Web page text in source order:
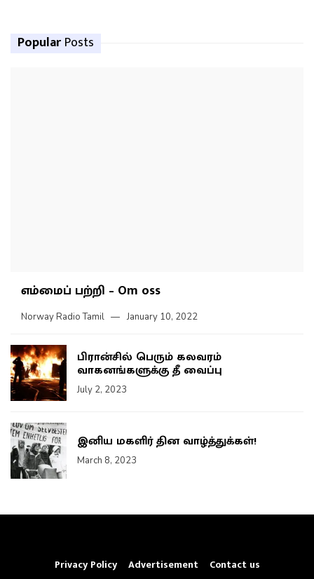
Popular Posts
எம்மைப் பற்றி – Om oss
Norway Radio Tamil January 10, 2022
பிரான்சில் பெரும் கலவரம்
வாகனங்களுக்கு தீ வைப்பு
July 2, 2023
இனிய மகளிர் தின வாழ்த்துக்கள்!
March 8, 2023
Privacy Policy Advertisement Contact us